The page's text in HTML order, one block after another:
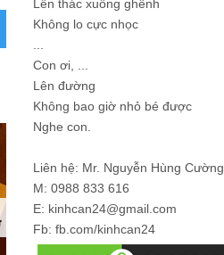
Lên thác xuống ghềnh
Không lo cực nhọc
Con ơi, ...
Lên đường
Không bao giờ nhỏ bé được
Nghe con.
Liên hệ: Mr. Nguyễn Hùng Cường
M: 0988 833 616
E: kinhcan24@gmail.com
Fb: fb.com/kinhcan24